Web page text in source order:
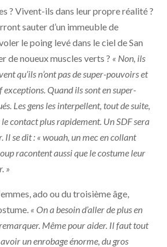
? Vivent-ils dans leur propre réalité ?
sauter d’un immeuble de
le poing levé dans le ciel de San
de noueux muscles verts ? « Non, ils
qu’ils n’ont pas de super-pouvoirs et
Quand ils sont en super-
Les gens les interpellent, tout de suite,
contact plus rapidement. Un SDF sera
Il se dit : « wouah, un mec en collant
racontent aussi que le costume leur
»
ado ou du troisième âge,
« On a besoin d’aller de plus en
Même pour aider. Il faut tout
un enrobage énorme, du gros